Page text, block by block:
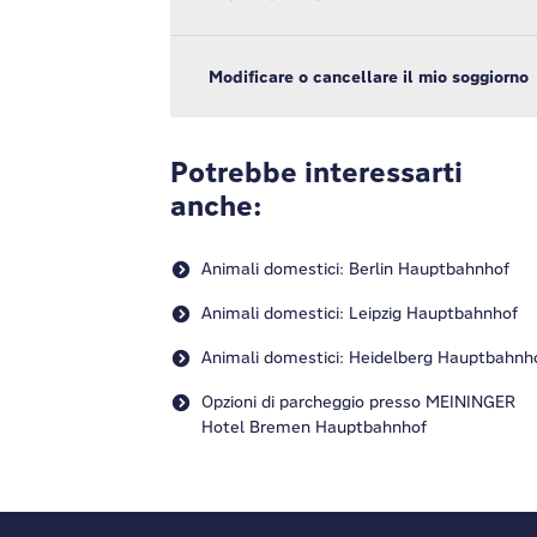
Modificare o cancellare il mio soggiorno
Potrebbe interessarti
anche:
Animali domestici: Berlin Hauptbahnhof
Animali domestici: Leipzig Hauptbahnhof
Animali domestici: Heidelberg
Opzioni di parcheggio presso MEININGER
Hotel Bremen Hauptbahnhof